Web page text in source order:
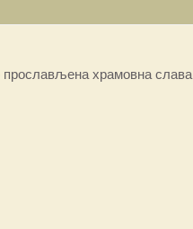
прослављена храмовна слава